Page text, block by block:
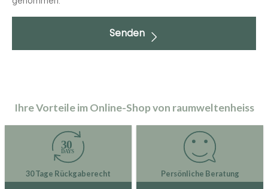
Senden
Ihre Vorteile im Online-Shop von raumweltenheiss
30 Tage Rückgaberecht Persönliche Beratung